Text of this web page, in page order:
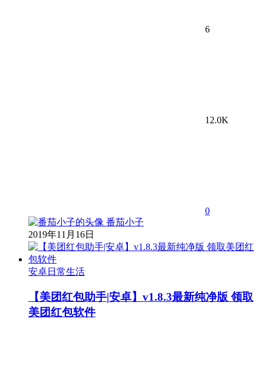
6
12.0K
0
番茄小子
2019年11月16日
安卓日常生活
【美团红包助手|安卓】v1.8.3最新纯净版 领取
美团红包软件